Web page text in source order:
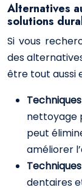
Alternatives
solutions
Si vous
des
être tout aussi
nettoyage
peut
améliorer
dentaires